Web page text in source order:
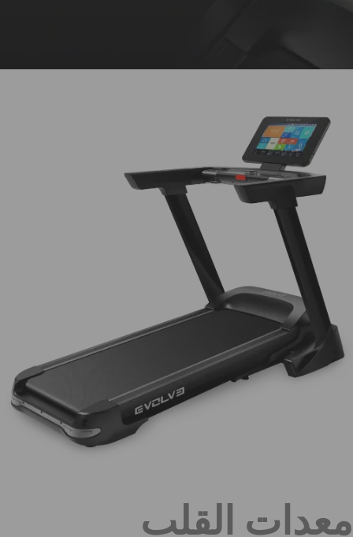
معدات القلب